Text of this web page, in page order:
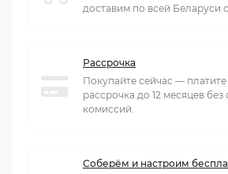
доставим по всей Беларуси
Рассрочка
Покупайте сейчас —
рассрочка до 12 месяцев без
комиссий.
Соберём и настроим